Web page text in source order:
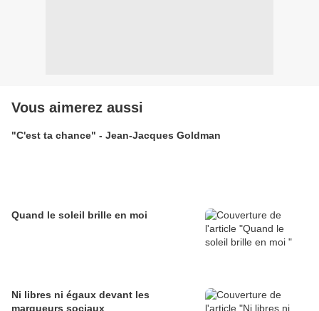
Vous aimerez aussi
"C'est ta chance" - Jean-Jacques Goldman
Quand le soleil brille en moi
Ni libres ni égaux devant les
marqueurs sociaux